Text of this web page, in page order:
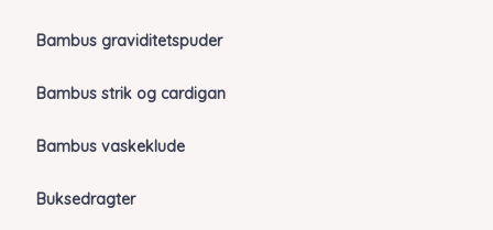
Bambus graviditetspuder
Bambus strik og cardigan
Bambus vaskeklude
Buksedragter